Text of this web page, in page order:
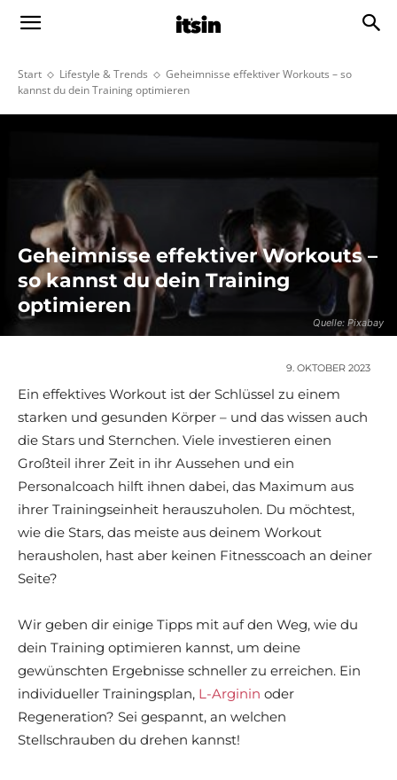
Start Lifestyle & Trends
Geheimnisse effektiver Workouts – so
kannst du dein Training optimieren
Quelle: Pixabay
Geheimnisse effektiver Workouts –
so kannst du dein Training
optimieren
9. OKTOBER 2023
Ein effektives Workout ist der Schlüssel zu einem
starken und gesunden Körper – und das wissen auch
die Stars und Sternchen. Viele investieren einen
Großteil ihrer Zeit in ihr Aussehen und ein
Personalcoach hilft ihnen dabei, das Maximum aus
ihrer Trainingseinheit herauszuholen. Du möchtest,
wie die Stars, das meiste aus deinem Workout
herausholen, hast aber keinen Fitnesscoach an deiner
Seite?
Wir geben dir einige Tipps mit auf den Weg, wie du
dein Training optimieren kannst, um deine
gewünschten Ergebnisse schneller zu erreichen. Ein
individueller Trainingsplan, L-Arginin oder
Regeneration? Sei gespannt, an welchen
Stellschrauben du drehen kannst!